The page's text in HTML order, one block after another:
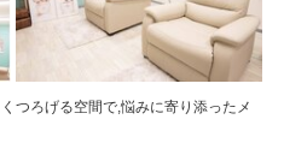
つろげる空間で,悩みに寄り添ったメ